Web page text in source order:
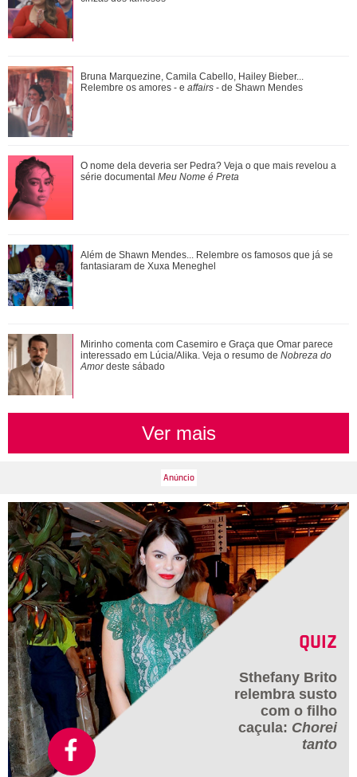
Luiza Brunet, Ana Hickmann, Rihanna... Veja as famosas
que já denunciaram violência domést...
Meghan Markle revela detalhes sobre primeiro dia de aula
da Princesa Lilibet
Bruna Marquezine, Camila Cabello, Hailey Bieber...
Relembre os amores - e affairs - de Shawn Mendes
O nome dela deveria ser Pedra? Veja o que mais revelou a
série documental Meu Nome é Preta
Além de Shawn Mendes... Relembre os famosos que já se
fantasiaram de Xuxa Meneghel
Mirinho comenta com Casemiro e Graça que Omar parece
interessado em Lúcia/Alika. Veja o resumo de Nobreza do
Amordeste sábado
Ver mais
QUIZ
Sthefany Brito
relembra susto
com o filho
caçula: Chorei
tanto